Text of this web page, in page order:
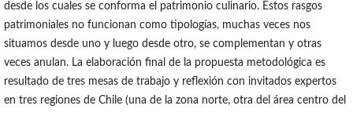
desde los cuales se conforma el patrimonio culinario. Estos rasgos
patrimoniales no funcionan como tipologías, muchas veces nos
situamos desde uno y luego desde otro, se complementan y otras
veces anulan. La elaboración final de la propuesta metodológica es
resultado de tres mesas de trabajo y reflexión con invitados expertos
en tres regiones de Chile (una de la zona norte, otra del área centro del